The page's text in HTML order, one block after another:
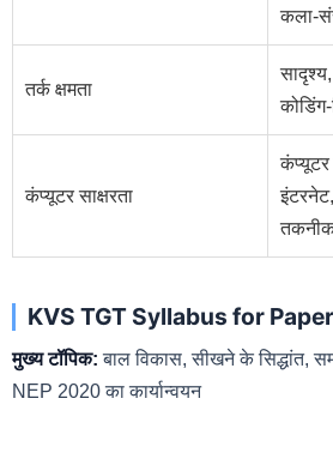
कला-
तर्क क्षमता
कंप्यूटर साक्षरता
कंप्यूटर
KVS TGT Syllabus for
मुख्य टॉपिक:बाल विकास, सीखने के सिद्धांत,
NEP 2020 का कार्यान्वयन